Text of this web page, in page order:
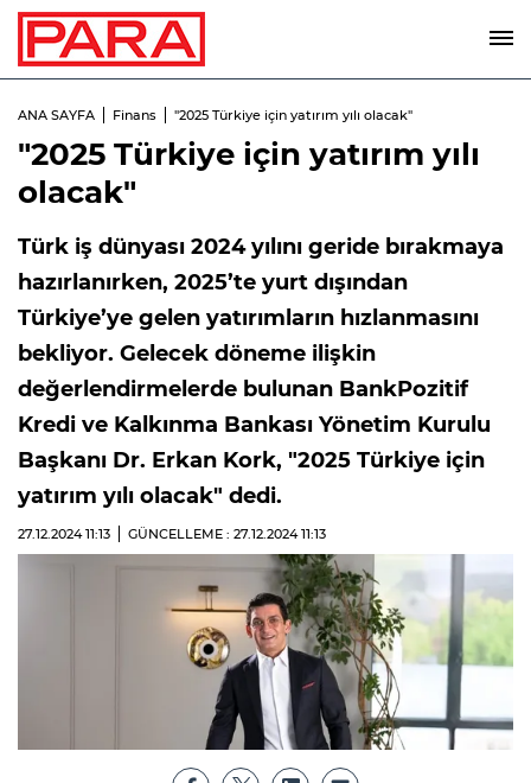
ANA SAYFA Finans "2025 Türkiye için yatırım yılı olacak"
"2025 Türkiye için yatırım yılı
olacak"
Türk iş dünyası 2024 yılını geride bırakmaya
hazırlanırken, 2025’te yurt dışından
Türkiye’ye gelen yatırımların hızlanmasını
bekliyor. Gelecek döneme ilişkin
değerlendirmelerde bulunan BankPozitif
Kredi ve Kalkınma Bankası Yönetim Kurulu
Başkanı Dr. Erkan Kork, "2025 Türkiye için
yatırım yılı olacak" dedi.
27.12.202411:13 GÜNCELLEME : 27.12.202411:13